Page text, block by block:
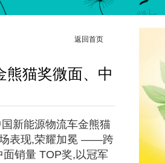
返回首页
熊猫奖微面、中
新能源物流车金熊猫
场表现,荣耀加冕 ——跨
面销量 TOP奖,以冠军